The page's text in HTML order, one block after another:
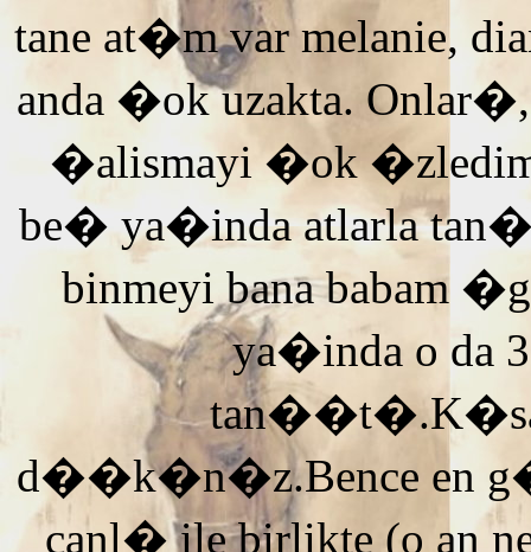
tane at�m var melanie,
anda �ok uzakta.
�alismayi �ok
be� ya�inda atlarla
binmeyi bana babam
ya�inda o da
d��k�n�z.Bence en
canl� ile birlikte (o an